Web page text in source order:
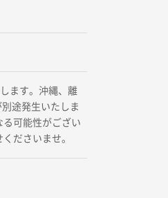
ます。沖縄、離
途発生いたしま
可能性がござい
ださいませ。